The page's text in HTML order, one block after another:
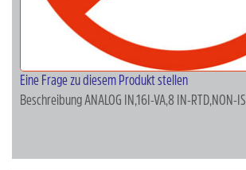
Eine Frage zu diesem Produkt stellen
BeschreibungANALOG IN,16I-VA,8 IN-RTD,NON-IS